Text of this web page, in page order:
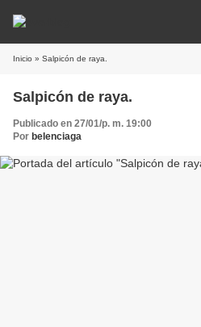
Inicio » Salpicón de raya.
Salpicón de raya.
Publicado en 27/01/p. m. 19:00
Por belenciaga